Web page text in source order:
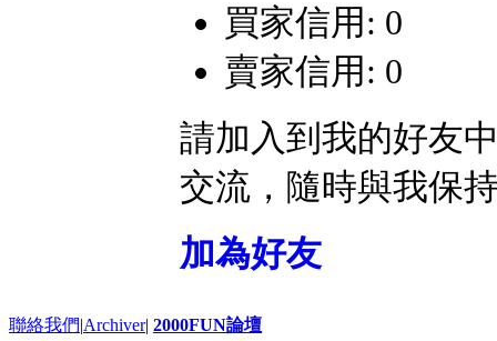
買家信用: 0
賣家信用: 0
請加入到我的好友
交流，隨時與我保
加為好友
聯絡我們|Archiver| 2000FUN論壇